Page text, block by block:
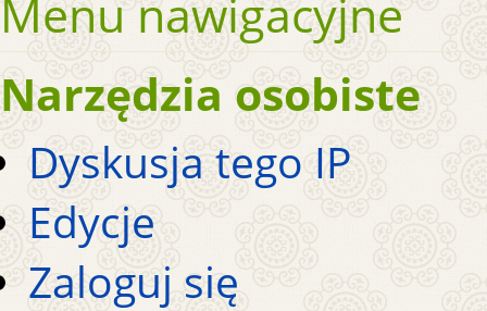
Menu nawigacyjne
Narzędzia osobiste
Dyskusja tego IP
Edycje
Zaloguj się